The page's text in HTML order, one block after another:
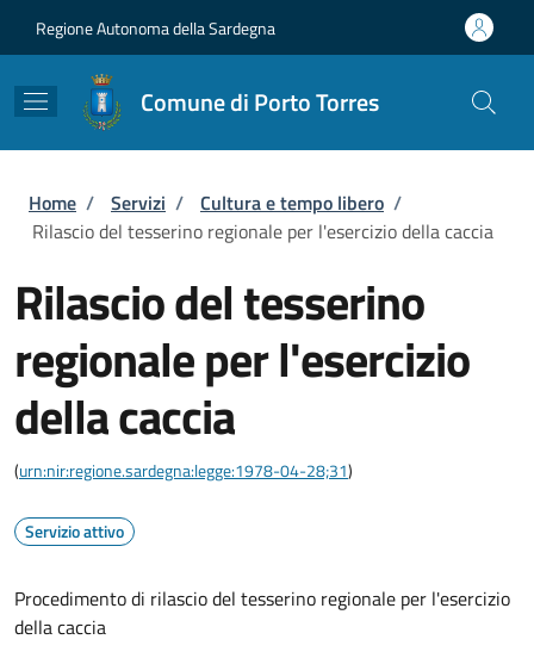
Regione Autonoma della Sardegna
Comune di Porto Torres
Briciole di pane
Home / Servizi / Cultura e tempo libero /
Rilascio del tesserino regionale per l'esercizio della caccia
Rilascio del tesserino
regionale per l'esercizio
della caccia
(urn:nir:regione.sardegna:legge:1978-04-28;31)
Servizio attivo
Procedimento di rilascio del tesserino regionale per l'esercizio
della caccia